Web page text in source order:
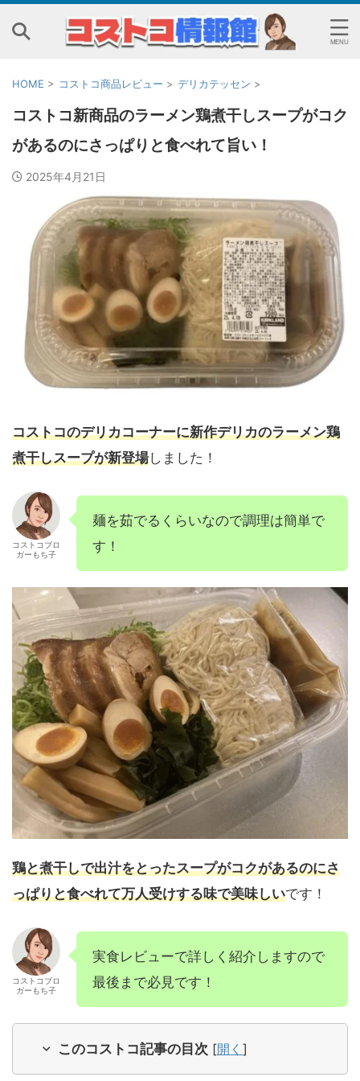
HOME > コストコ商品レビュー > デリカテッセン >
コストコ新商品のラーメン鶏煮干しスープがコク
があるのにさっぱりと食べれて旨い！
2025年4月21日
コストコのデリカコーナーに新作デリカのラーメン鶏
煮干しスープが新登場しました！
コストコブロ
ガーもち子
麺を茹でるくらいなので調理は簡単で
す！
鶏と煮干しで出汁をとったスープがコクがあるのにさ
っぱりと食べれて万人受けする味で美味しいです！
コストコブロ
ガーもち子
実食レビューで詳しく紹介しますので
最後まで必見です！
このコストコ記事の目次 [開く ]